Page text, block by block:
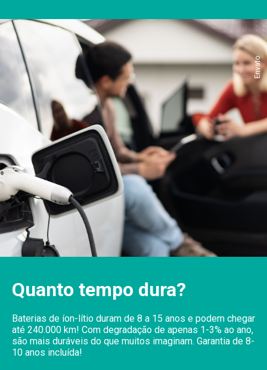
Envato
Quanto tempo dura?
Baterias de íon-lítio duram de 8 a 15 anos e podem chegar
até 240.000 km! Com degradação de apenas 1-3% ao ano,
são mais duráveis do que muitos imaginam. Garantia de 8-
10 anos incluída!